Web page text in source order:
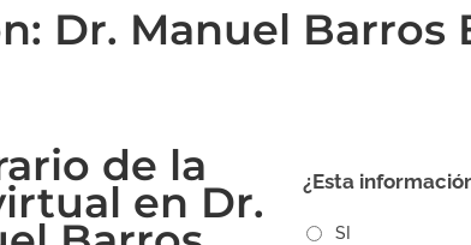
Dr. Manuel Barros
de la
en Dr. ¿Esta
SI